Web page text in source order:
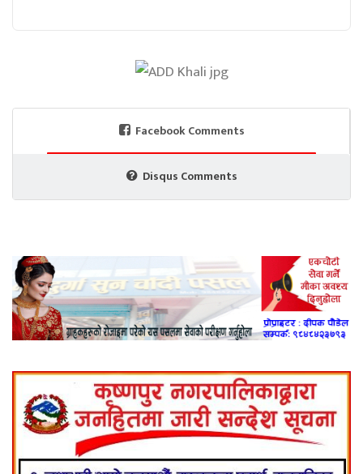
Facebook Comments
Disqus Comments